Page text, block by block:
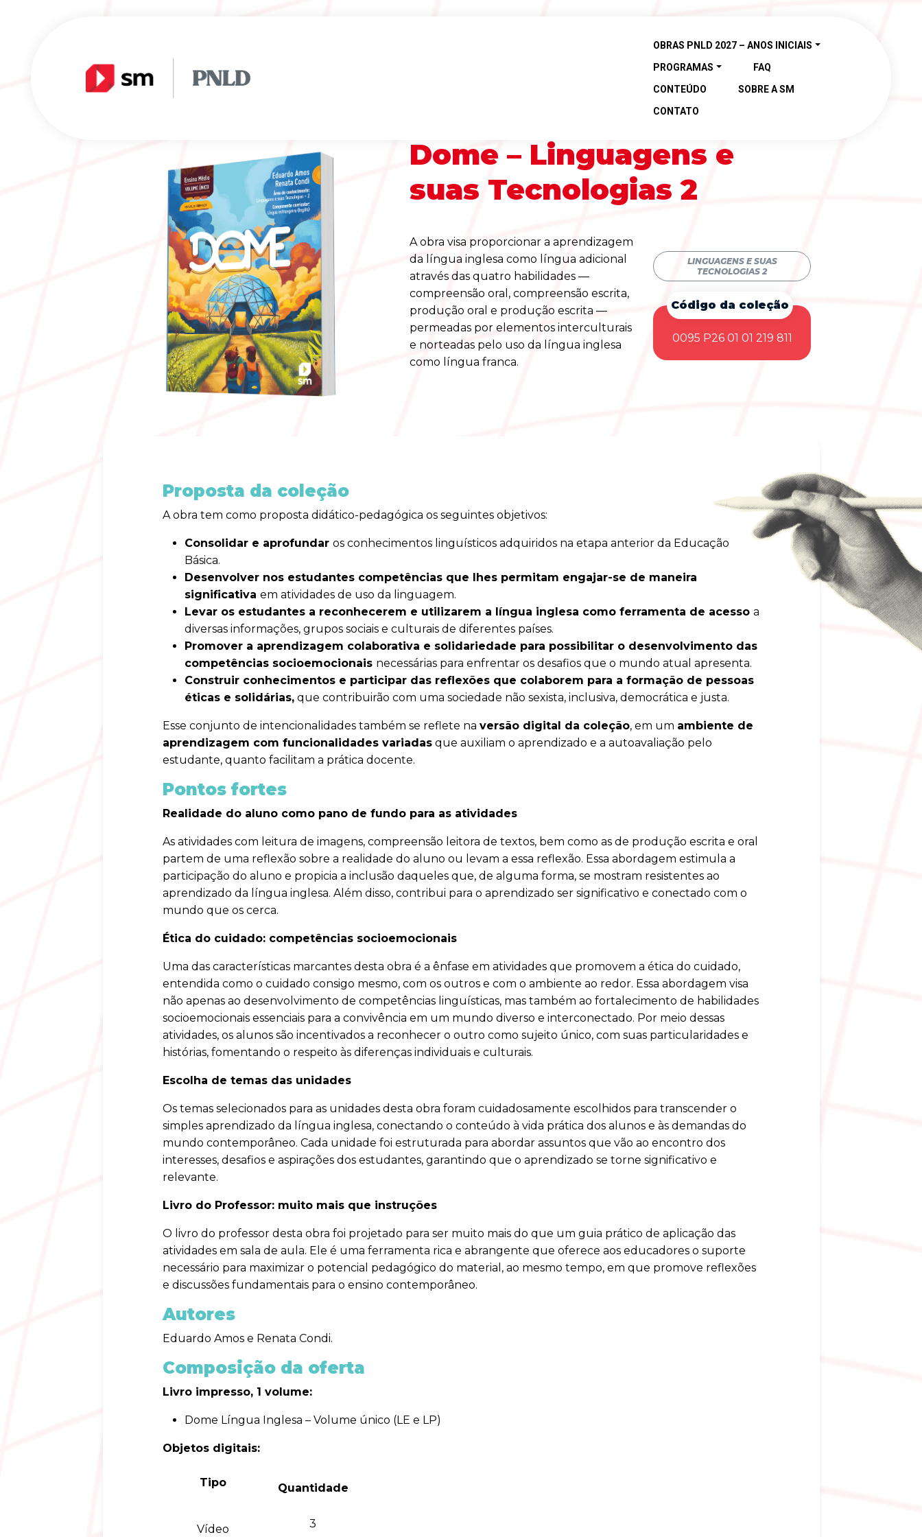
OBRAS PNLD 2027 – ANOS INICIAIS
PROGRAMAS
FAQ
CONTEÚDO
SOBRE A SM
CONTATO
Dome – Linguagens e
suas Tecnologias 2
A obra visa proporcionar a aprendizagem
da língua inglesa como língua adicional
através das quatro habilidades —
compreensão oral, compreensão escrita,
produção oral e produção escrita —
permeadas por elementos interculturais
e norteadas pelo uso da língua inglesa
como língua franca.
LINGUAGENS E SUAS
TECNOLOGIAS 2
Código da coleção
0095 P26 01 01 219 811
Proposta da coleção
A obra tem como proposta didático-pedagógica os seguintes objetivos:
Consolidar e aprofundar os conhecimentos linguísticos adquiridos na etapa anterior da Educação
Básica.
Desenvolver nos estudantes competências que lhes permitam engajar-se de maneira
significativa em atividades de uso da linguagem.
Levar os estudantes a reconhecerem e utilizarem a língua inglesa como ferramenta de acesso a
diversas informações, grupos sociais e culturais de diferentes países.
Promover a aprendizagem colaborativa e solidariedade para possibilitar o desenvolvimento das
competências socioemocionais necessárias para enfrentar os desafios que o mundo atual apresenta.
Construir conhecimentos e participar das reflexões que colaborem para a formação de pessoas
éticas e solidárias,que contribuirão com uma sociedade não sexista, inclusiva, democrática e justa.
Esse conjunto de intencionalidades também se reflete na versão digital da coleção, em um ambiente de
aprendizagem com funcionalidades variadasque auxiliam o aprendizado e a autoavaliação pelo
estudante, quanto facilitam a prática docente.
Pontos fortes
Realidade do aluno como pano de fundo para as atividades
As atividades com leitura de imagens, compreensão leitora de textos, bem como as de produção escrita e oral
partem de uma reflexão sobre a realidade do aluno ou levam a essa reflexão. Essa abordagem estimula a
participação do aluno e propicia a inclusão daqueles que, de alguma forma, se mostram resistentes ao
aprendizado da língua inglesa. Além disso, contribui para o aprendizado ser significativo e conectado com o
mundo que os cerca.
Ética do cuidado: competências socioemocionais
Uma das características marcantes desta obra é a ênfase em atividades que promovem a ética do cuidado,
entendida como o cuidado consigo mesmo, com os outros e com o ambiente ao redor. Essa abordagem visa
não apenas ao desenvolvimento de competências linguísticas, mas também ao fortalecimento de habilidades
socioemocionais essenciais para a convivência em um mundo diverso e interconectado. Por meio dessas
atividades, os alunos são incentivados a reconhecer o outro como sujeito único, com suas particularidades e
histórias, fomentando o respeito às diferenças individuais e culturais.
Escolha de temas das unidades
Os temas selecionados para as unidades desta obra foram cuidadosamente escolhidos para transcender o
simples aprendizado da língua inglesa, conectando o conteúdo à vida prática dos alunos e às demandas do
mundo contemporâneo. Cada unidade foi estruturada para abordar assuntos que vão ao encontro dos
interesses, desafios e aspirações dos estudantes, garantindo que o aprendizado se torne significativo e
relevante.
Livro do Professor: muito mais que instruções
O livro do professor desta obra foi projetado para ser muito mais do que um guia prático de aplicação das
atividades em sala de aula. Ele é uma ferramenta rica e abrangente que oferece aos educadores o suporte
necessário para maximizar o potencial pedagógico do material, ao mesmo tempo, em que promove reflexões
e discussões fundamentais para o ensino contemporâneo.
Autores
Eduardo Amos e Renata Condi.
Composição da oferta
Livro impresso, 1 volume:
Dome Língua Inglesa – Volume único (LE e LP)
Objetos digitais:
Tipo Quantidade
Vídeo 3